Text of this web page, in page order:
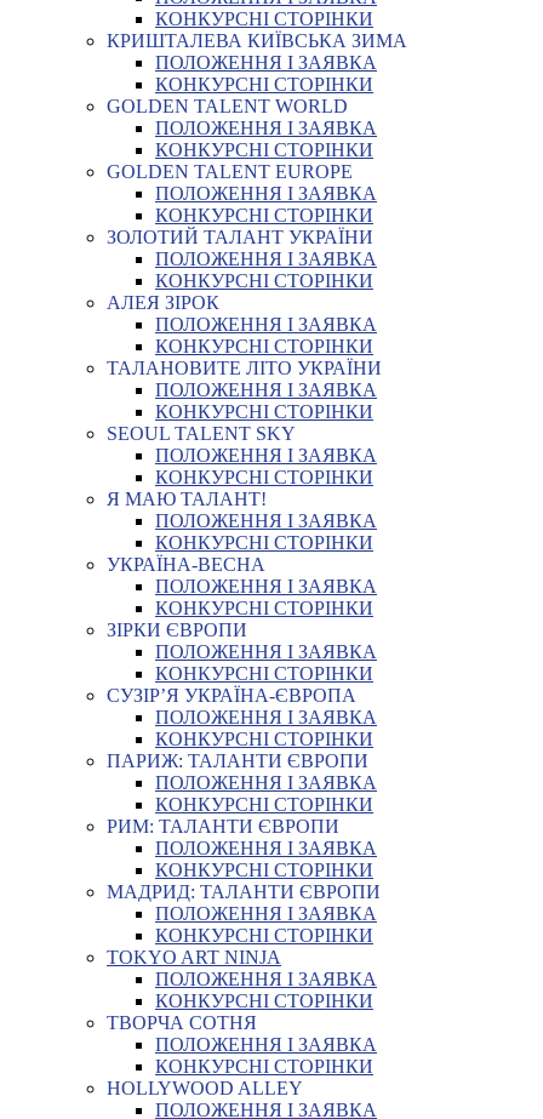
КОНКУРСНІ СТОРІНКИ
КРИШТАЛЕВА КИЇВСЬКА ЗИМА
ПОЛОЖЕННЯ І ЗАЯВКА
КОНКУРСНІ СТОРІНКИ
GOLDEN TALENT WORLD
ПОЛОЖЕННЯ І ЗАЯВКА
КОНКУРСНІ СТОРІНКИ
GOLDEN TALENT EUROPE
ПОЛОЖЕННЯ І ЗАЯВКА
КОНКУРСНІ СТОРІНКИ
ЗОЛОТИЙ ТАЛАНТ УКРАЇНИ
ПОЛОЖЕННЯ І ЗАЯВКА
КОНКУРСНІ СТОРІНКИ
АЛЕЯ ЗІРОК
ПОЛОЖЕННЯ І ЗАЯВКА
КОНКУРСНІ СТОРІНКИ
ТАЛАНОВИТЕ ЛІТО УКРАЇНИ
ПОЛОЖЕННЯ І ЗАЯВКА
КОНКУРСНІ СТОРІНКИ
SEOUL TALENT SKY
ПОЛОЖЕННЯ І ЗАЯВКА
КОНКУРСНІ СТОРІНКИ
Я МАЮ ТАЛАНТ!
ПОЛОЖЕННЯ І ЗАЯВКА
КОНКУРСНІ СТОРІНКИ
УКРАЇНА-ВЕСНА
ПОЛОЖЕННЯ І ЗАЯВКА
КОНКУРСНІ СТОРІНКИ
ЗІРКИ ЄВРОПИ
ПОЛОЖЕННЯ І ЗАЯВКА
КОНКУРСНІ СТОРІНКИ
СУЗІР’Я УКРАЇНА-ЄВРОПА
ПОЛОЖЕННЯ І ЗАЯВКА
КОНКУРСНІ СТОРІНКИ
ПАРИЖ: ТАЛАНТИ ЄВРОПИ
ПОЛОЖЕННЯ І ЗАЯВКА
КОНКУРСНІ СТОРІНКИ
РИМ: ТАЛАНТИ ЄВРОПИ
ПОЛОЖЕННЯ І ЗАЯВКА
КОНКУРСНІ СТОРІНКИ
МАДРИД: ТАЛАНТИ ЄВРОПИ
ПОЛОЖЕННЯ І ЗАЯВКА
КОНКУРСНІ СТОРІНКИ
TOKYO ART NINJA
ПОЛОЖЕННЯ І ЗАЯВКА
КОНКУРСНІ СТОРІНКИ
ТВОРЧА СОТНЯ
ПОЛОЖЕННЯ І ЗАЯВКА
КОНКУРСНІ СТОРІНКИ
HOLLYWOOD ALLEY
ПОЛОЖЕННЯ І ЗАЯВКА